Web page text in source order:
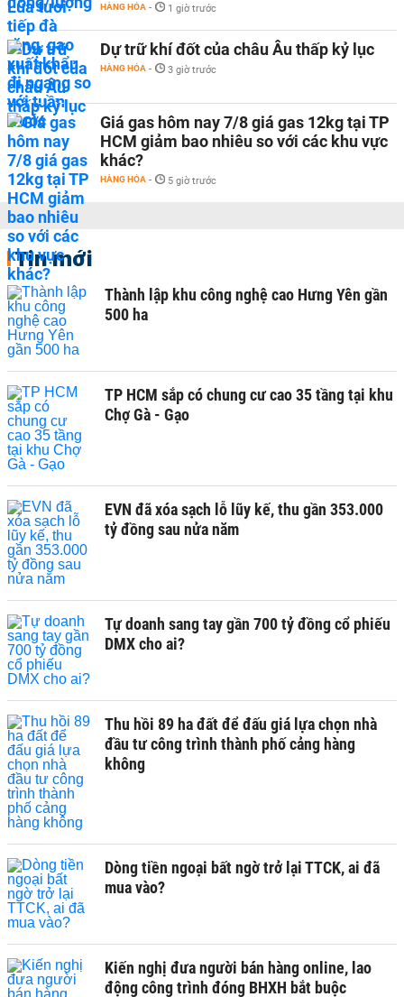
HÀNG HÓA - 1 giờ trước
Dự trữ khí đốt của châu Âu thấp kỷ lục
HÀNG HÓA - 3 giờ trước
Giá gas hôm nay 7/8 giá gas 12kg tại TP
HCM giảm bao nhiêu so với các khu vực
khác?
HÀNG HÓA - 5 giờ trước
Tin mới
Thành lập khu công nghệ cao Hưng Yên gần
500 ha
TP HCM sắp có chung cư cao 35 tầng tại khu
Chợ Gà - Gạo
EVN đã xóa sạch lỗ lũy kế, thu gần 353.000
tỷ đồng sau nửa năm
Tự doanh sang tay gần 700 tỷ đồng cổ phiếu
DMX cho ai?
Thu hồi 89 ha đất để đấu giá lựa chọn nhà
đầu tư công trình thành phố cảng hàng
không
Dòng tiền ngoại bất ngờ trở lại TTCK, ai đã
mua vào?
Kiến nghị đưa người bán hàng online, lao
động công trình đóng BHXH bắt buộc